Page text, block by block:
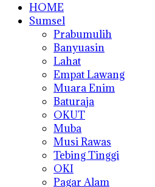
HOME
Sumsel
Prabumulih
Banyuasin
Lahat
Empat Lawang
Muara Enim
Baturaja
OKUT
Muba
Musi Rawas
Tebing Tinggi
OKI
Pagar Alam